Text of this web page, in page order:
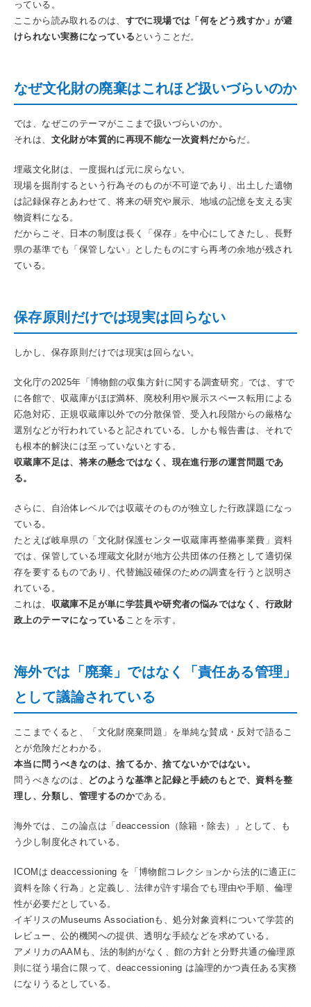
っている。
ここから読み取れるのは、 すでに現場では「何をどう残すか」が避
けられない実務になっている ということだ。
なぜ文化財の廃棄はこれほど扱いづらいのか
では、なぜこのテーマがここまで扱いづらいのか。
それは、 文化財が本質的に再現不能な一次資料だからだ。
埋蔵文化財は、一度掘れば元に戻らない。
現場を掘削するという行為そのものが不可逆であり、出土した遺物
は記録保存とあわせて、将来の研究や展示、地域の記憶を支える実
物資料になる。
だからこそ、日本の制度は長く「保存」を中心にしてきたし、長野
県の基準でも「保管しない」としたものにすら再考の余地が残され
ている。
保存原則だけでは現実は回らない
しかし、保存原則だけでは現実は回らない。
文化庁の2025年「博物館の収集方針に関する調査研究」では、すで
に各館で、収蔵庫がほぼ満杯、廃校利用や展示スペース転用による
応急対応、正規収蔵庫以外での分散保管、受入れ段階からの厳格な
選別などが行われていると記されている。しかも報告書は、それで
も根本的解決には至っていないとする。
収蔵庫不足は、将来の懸念ではなく、現在進行形の運営問題であ
る。
さらに、自治体レベルでは収蔵そのものが独立した行政課題になっ
ている。
たとえば岐阜県の「文化財保護センター収蔵庫再整備事業費」資料
では、保管している埋蔵文化財が地方公共団体の任務として適切保
存を要するものであり、代替施設確保のための調査を行うと説明さ
れている。
これは、 収蔵庫不足が単に学芸員や研究者の悩みではなく、行政財
政上のテーマになっている ことを示す。
海外では「廃棄」ではなく「責任ある管理」
として議論されている
ここまでくると、「文化財廃棄問題」を単純な賛成・反対で語るこ
とが危険だとわかる。
本当に問うべきなのは、捨てるか、捨てないかではない。
問うべきなのは、
どのような基準と記録と手続のもとで、資料を整
理し、分類し、管理するのかである。
海外では、この論点は「deaccession（除籍・除去）」として、も
う少し制度化されている。
ICOMは deaccessioning を「博物館コレクションから法的に適正に
資料を除く行為」と定義し、法律が許す場合でも理由や手順、倫理
性が必要だとしている。
イギリスのMuseums Associationも、処分対象資料について学芸的
レビュー、公的機関への提供、透明な手続などを求めている。
アメリカのAAMも、法的制約がなく、館の方針と分野共通の倫理原
則に従う場合に限って、deaccessioning は論理的かつ責任ある実務
になりうるとしている。